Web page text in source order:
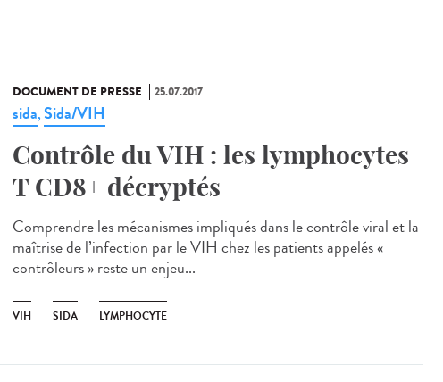
DOCUMENT DE PRESSE 25.07.2017
sida,Sida/VIH
Contrôle du VIH : les lymphocytes
T CD8+ décryptés
Comprendre les mécanismes impliqués dans le contrôle viral et la
maîtrise de l’infection par le VIH chez les patients appelés «
contrôleurs » reste un enjeu...
VIH SIDA LYMPHOCYTE